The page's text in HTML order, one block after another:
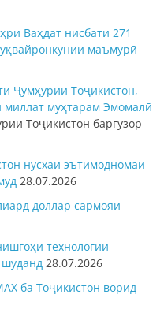
Ваҳдат нисбати 271
маъмурӣ
Ҷумҳурии Тоҷикистон,
муҳтарам Эмомалӣ
Тоҷикистон баргузор
нусхаи эътимодномаи
28.07.2026
доллар сармояи
технологии
28.07.2026
ба Тоҷикистон ворид